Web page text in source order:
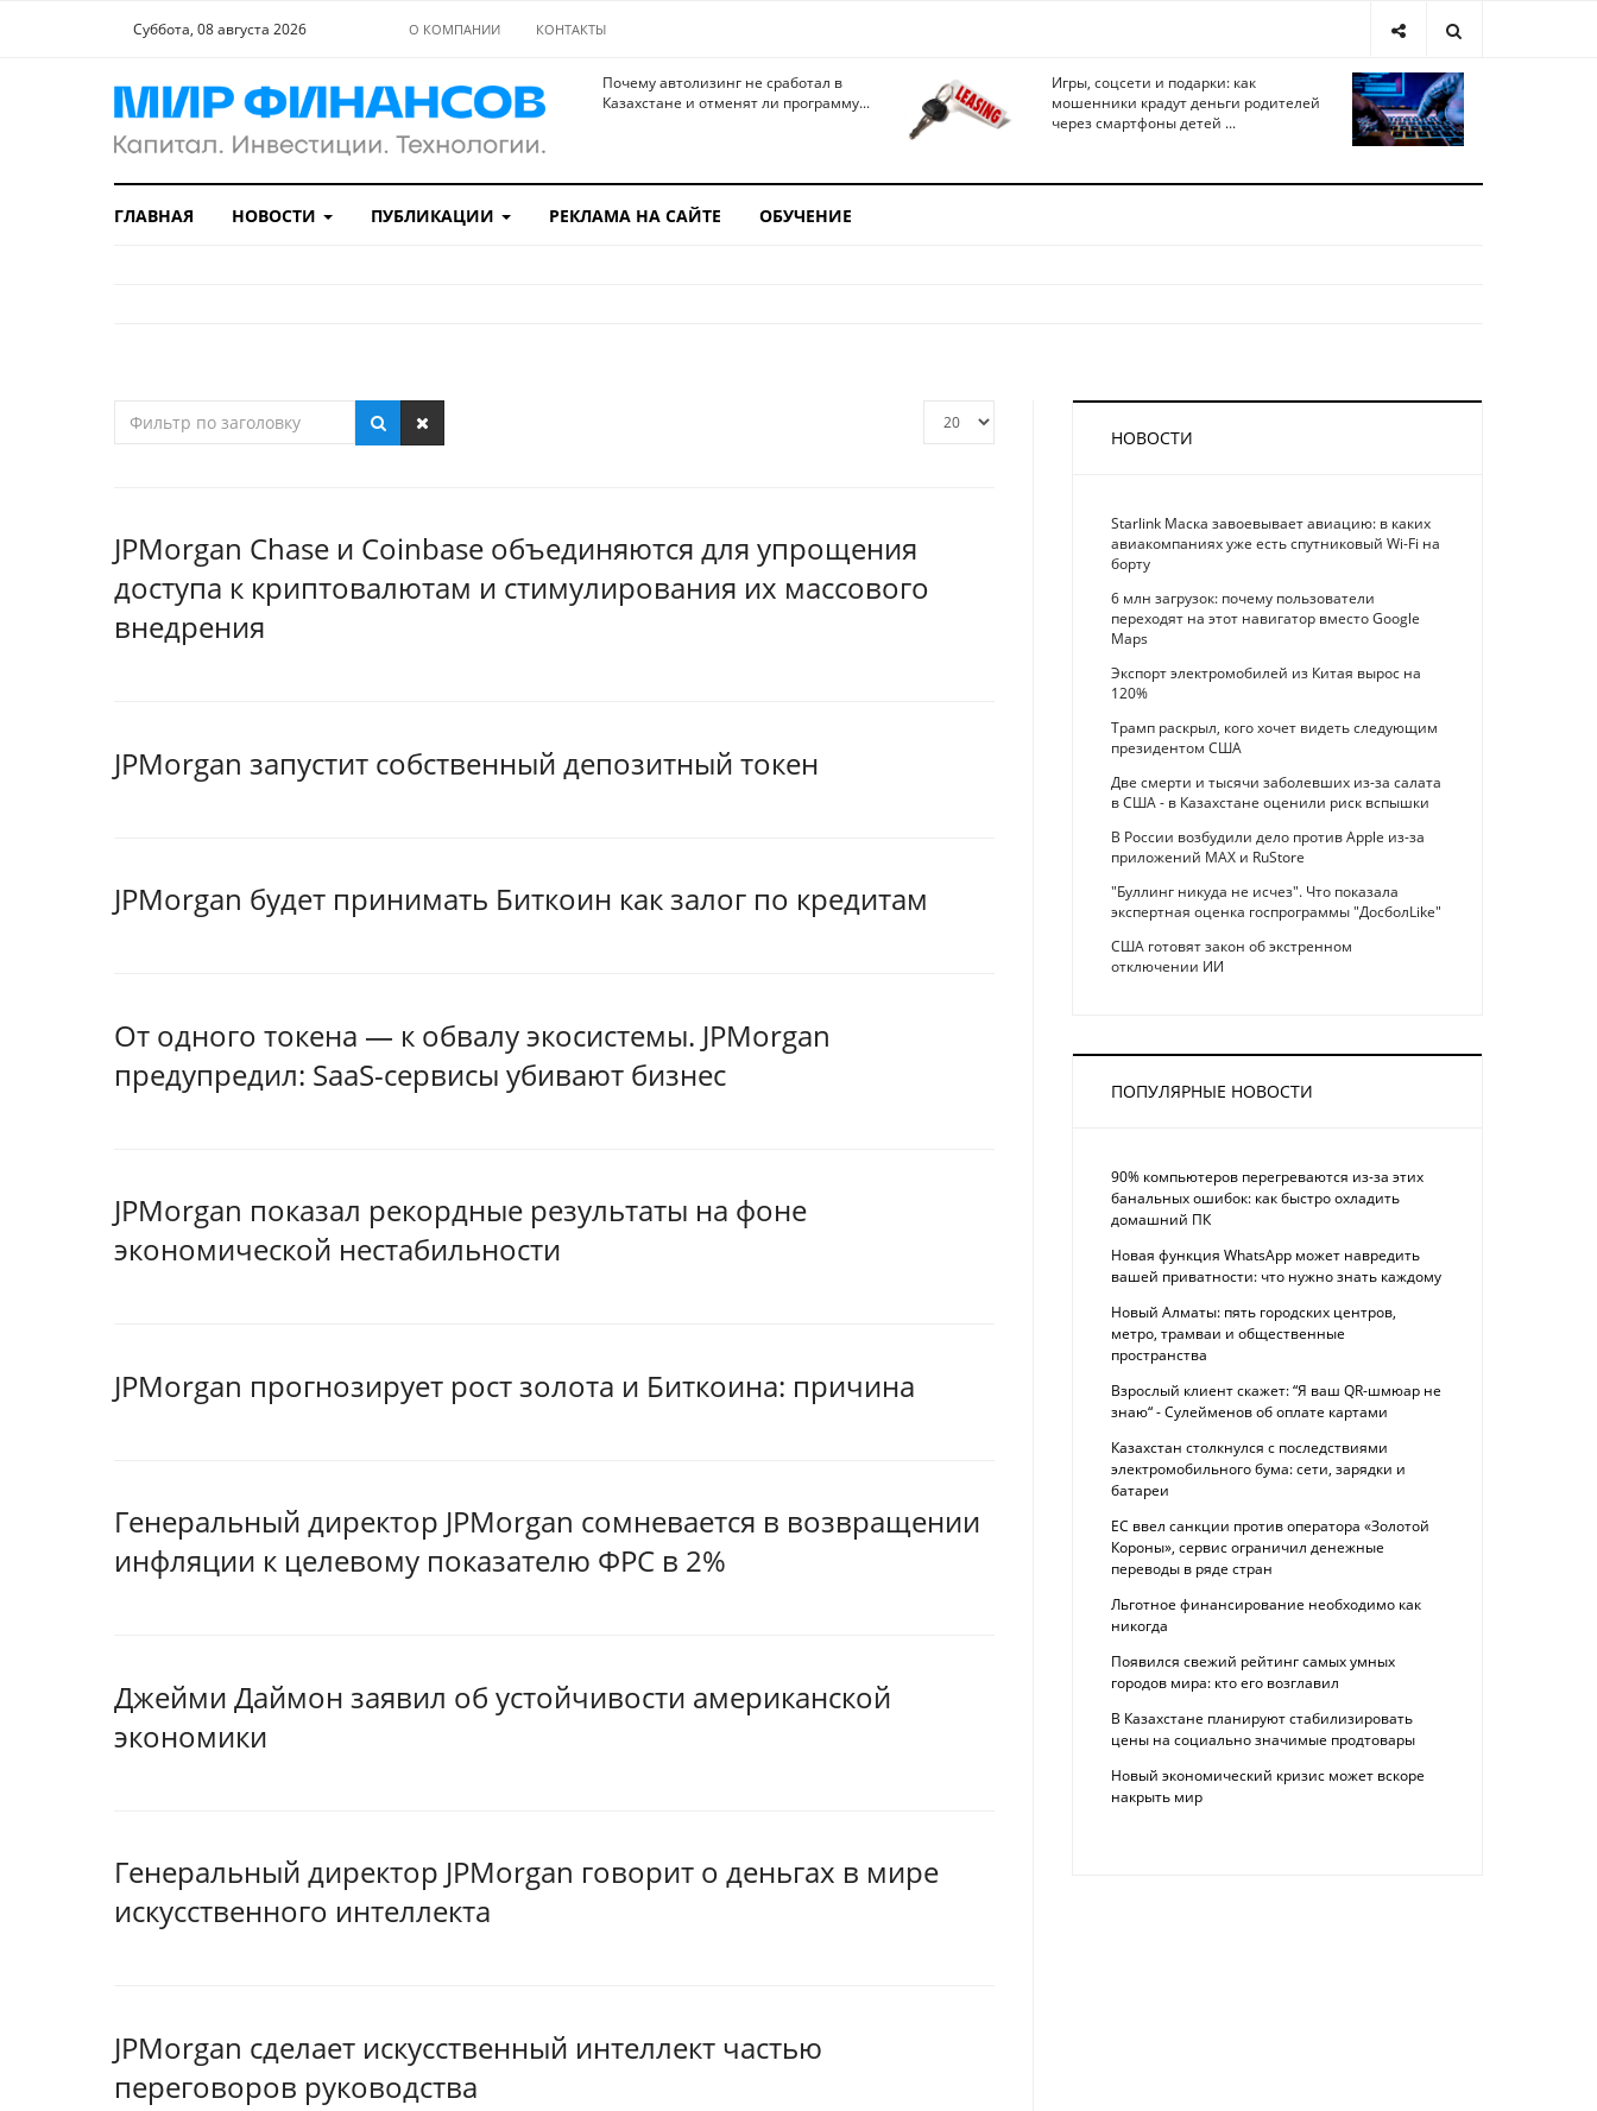
Суббота, 08 августа 2026 О КОМПАНИИ КОНТАКТЫ
Почему автолизинг не сработал в
Казахстане и отменят ли программу...
Игры, соцсети и подарки: как
мошенники крадут деньги родителей
через смартфоны детей ...
ГЛАВНАЯ НОВОСТИ ПУБЛИКАЦИИ РЕКЛАМА НА САЙТЕ ОБУЧЕНИЕ
JPMorgan Chase и Coinbase объединяются для упрощения
доступа к криптовалютам и стимулирования их массового
внедрения
JPMorgan запустит собственный депозитный токен
JPMorgan будет принимать Биткоин как залог по кредитам
От одного токена — к обвалу экосистемы. JPMorgan
предупредил: SaaS-сервисы убивают бизнес
JPMorgan показал рекордные результаты на фоне
экономической нестабильности
JPMorgan прогнозирует рост золота и Биткоина: причина
Генеральный директор JPMorgan сомневается в возвращении
инфляции к целевому показателю ФРС в 2%
Джейми Даймон заявил об устойчивости американской
экономики
Генеральный директор JPMorgan говорит о деньгах в мире
искусственного интеллекта
JPMorgan сделает искусственный интеллект частью
переговоров руководства
НОВОСТИ
Starlink Маска завоевывает авиацию: в каких
авиакомпаниях уже есть спутниковый Wi-Fi на
борту
6 млн загрузок: почему пользователи
переходят на этот навигатор вместо Google
Maps
Экспорт электромобилей из Китая вырос на
120%
Трамп раскрыл, кого хочет видеть следующим
президентом США
Две смерти и тысячи заболевших из-за салата
в США - в Казахстане оценили риск вспышки
В России возбудили дело против Apple из-за
приложений MAX и RuStore
"Буллинг никуда не исчез". Что показала
экспертная оценка госпрограммы "ДосболLike"
США готовят закон об экстренном
отключении ИИ
ПОПУЛЯРНЫЕ НОВОСТИ
90% компьютеров перегреваются из-за этих
банальных ошибок: как быстро охладить
домашний ПК
Новая функция WhatsApp может навредить
вашей приватности: что нужно знать каждому
Новый Алматы: пять городских центров,
метро, трамваи и общественные
пространства
Взрослый клиент скажет: “Я ваш QR-шмюар не
знаю“ - Сулейменов об оплате картами
Казахстан столкнулся с последствиями
электромобильного бума: сети, зарядки и
батареи
ЕС ввел санкции против оператора «Золотой
Короны», сервис ограничил денежные
переводы в ряде стран
Льготное финансирование необходимо как
никогда
Появился свежий рейтинг самых умных
городов мира: кто его возглавил
В Казахстане планируют стабилизировать
цены на социально значимые продтовары
Новый экономический кризис может вскоре
накрыть мир